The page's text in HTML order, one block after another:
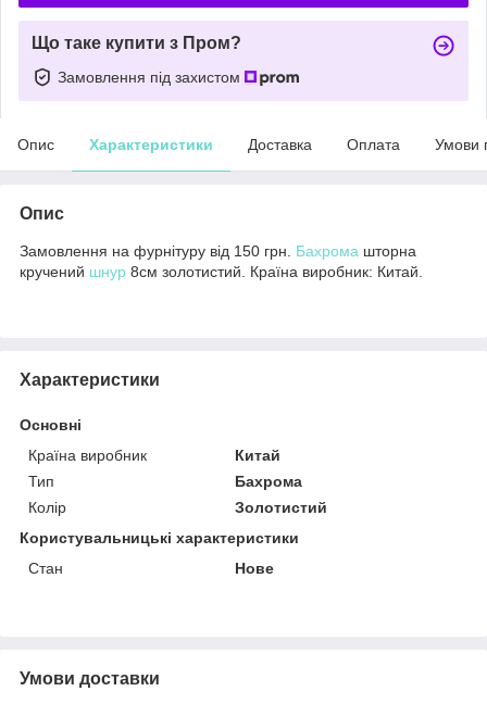
Що таке купити з Пром?
Замовлення під захистом
Опис Характеристики Доставка Оплата Умови
Опис
Замовлення на фурнітуру від 150 грн. Бахрома шторна
кручений шнур 8см золотистий. Країна виробник: Китай.
Характеристики
Основні
Країна виробник
Китай
Тип
Бахрома
Колір
Золотистий
Користувальницькі характеристики
Стан
Нове
Умови доставки